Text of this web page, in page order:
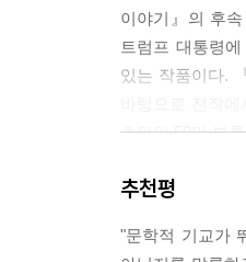
이야기』의 후
트럼프 대통령
있는 작품이다.
초판만 50만 부
질문 덕이다! 또
추천평
"문학적 기교가